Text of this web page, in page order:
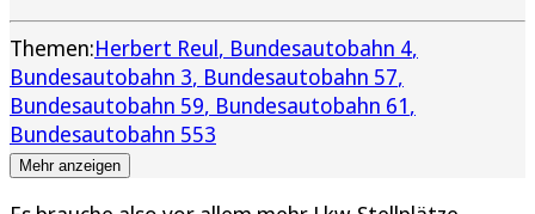
Themen:Herbert Reul Bundesautobahn 4
Bundesautobahn 3 Bundesautobahn 57
Bundesautobahn 59 Bundesautobahn 61
Bundesautobahn 553
Mehr anzeigen